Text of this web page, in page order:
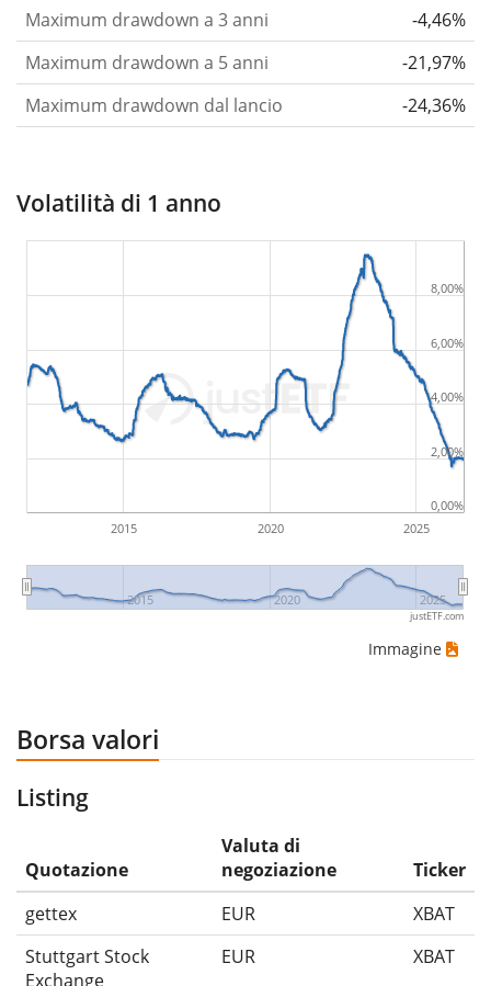
Maximum drawdown a 3 anni
-4,46%
Maximum drawdown a 5 anni
-21,97%
Maximum drawdown dal lancio
-24,36%
Volatilità di 1 anno
2015 2020 2025
2015 2020 2025
0,00%
2,00%
4,00%
6,00%
8,00%
justETF.com
Immagine
Borsa valori
Listing
Quotazione
Valuta di
negoziazione
Ticker
gettex
EUR
XBAT
Stuttgart Stock
Exchange
EUR XBAT